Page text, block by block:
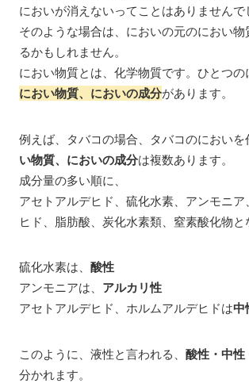
においが消えないってことはありませんで
そのような場合は、においの元のにおい物
るかもしれません。
におい物質とは、化学物質です。ひとつの
におい物質、においの成分があります。
例えば、タバコの場合、タバコのにおいを
い物質、においの成分は複数あります。
成分量の多い順に、
アセトアルデヒド、硫化水素、アンモニ
ヒド、脂肪酸、炭化水素類、窒素酸化物と
硫化水素は、 酸性
アンモニアは、 アルカリ性
アセトアルデヒド、ホルムアルデヒドは中
このように、液性と言われる、 酸性・中性
分かれます。